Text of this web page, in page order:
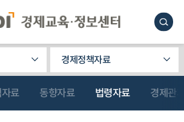
경제정책자료
료 동향자료 법령자료 경제관